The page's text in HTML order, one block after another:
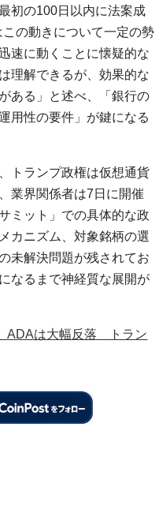
初の100日以内に法案成
の動きについて一定の勢
速に動くことに懐疑的な
理解できるが、効果的な
ある」と述べ、「銀行の
用性の要件」が鍵になる
トランプ政権は仮想通貨
業界関係者は7日に開催
ミット」での具体的な政
カニズム、対象銘柄の選
未解決問題が残されてお
なるまで神経質な展開が
ADAは大幅反落 トラン